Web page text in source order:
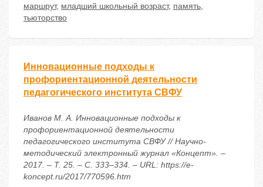
маршрут, младший школьный возраст, память,
тьюторство
Инновационные подходы к
профориентационной деятельности
педагогического института СВФУ
Иванов М. А. Инновационные подходы к
профориентационной деятельности
педагогического института СВФУ // Научно-
методический электронный журнал «Концепт». –
2017. – Т. 25. – С. 333–334. – URL: https://e-
koncept.ru/2017/770596.htm